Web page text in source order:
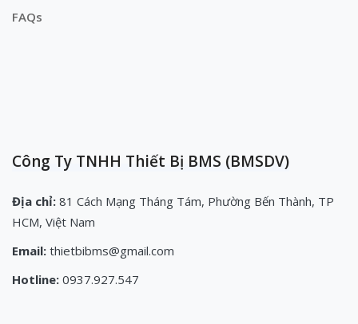
FAQs
Công Ty TNHH Thiết Bị BMS (BMSDV)
Địa chỉ: 81 Cách Mạng Tháng Tám, Phường Bến Thành, TP
HCM, Việt Nam
Email: thietbibms@gmail.com
Hotline: 0937.927.547